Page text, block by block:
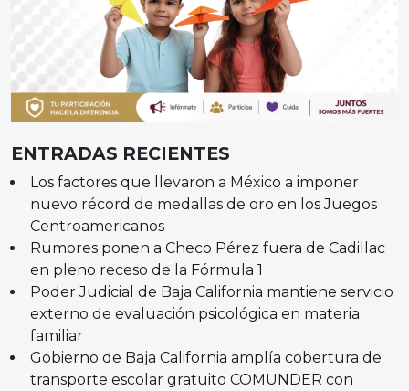
ENTRADAS RECIENTES
Los factores que llevaron a México a imponer
nuevo récord de medallas de oro en los Juegos
Centroamericanos
Rumores ponen a Checo Pérez fuera de Cadillac
en pleno receso de la Fórmula 1
Poder Judicial de Baja California mantiene servicio
externo de evaluación psicológica en materia
familiar
Gobierno de Baja California amplía cobertura de
transporte escolar gratuito COMUNDER con